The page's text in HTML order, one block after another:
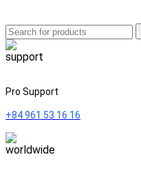
Pro Support
+84 961 53 16 16